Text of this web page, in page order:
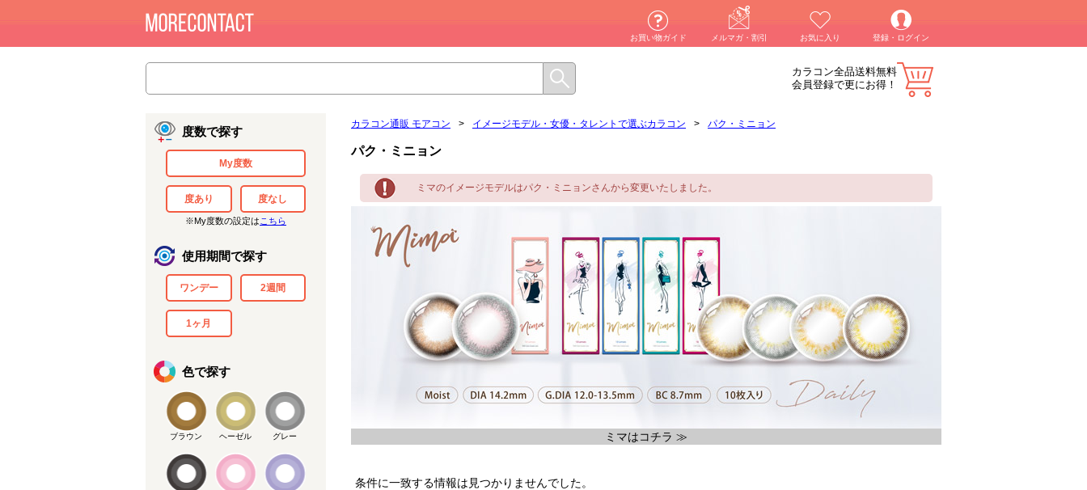
お買い物ガイド メルマガ・割引 お気に入り 登録・ログイン
カラコン全品送料無料
会員登録で更にお得！
度数で探す
My度数
度あり 度なし
※My度数の設定は こちら
使用期間で探す
ワンデー 2週間
1ヶ月
色で探す
ブラウン ヘーゼル グレー
カラコン通販 モアコン > イメージモデル・女優・タレントで選ぶカラコン > パク・ミニョン
パク・ミニョン
ミマのイメージモデルはパク・ミニョンさんから変更いたしました。
ミマはコチラ ≫
条件に一致する情報は見つかりませんでした。